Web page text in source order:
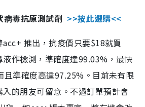
毒抗原測試劑 >>按此選購<<
推出，抗疫價只要$18就買
作檢測，準確度達99.03%，最快
且準確度高達97.25%。目前未有限
的朋友可留意。不過訂單預計會